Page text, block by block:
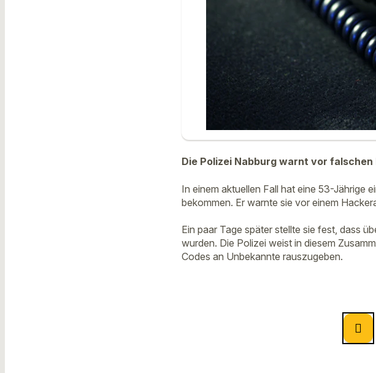
Die Polizei Nabburg warnt vor
In einem aktuellen Fall hat eine 53-Jährige
bekommen. Er warnte sie vor einem
Ein paar Tage später stellte sie fest, dass
wurden. Die Polizei weist in diesem
Codes an Unbekannte rauszugeben.